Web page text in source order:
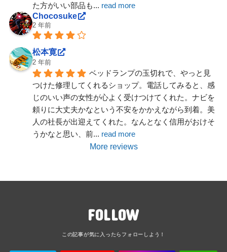
た方がいい部品も... read more
Chocosuke
2 年前
松本寛
2 年前
ベッドランプの玉切れで、やっと見
つけた修理してくれるショップ。電話してみると、感
じのいい声の女性が心よく受けつけてくれた。ナビを
頼りに大丈夫かなという不安をかかえながら到着。美
人の社長が出迎えてくれた。なんとなく信用がおけそ
うかなと思い、前... read more
More reviews
FOLLOW